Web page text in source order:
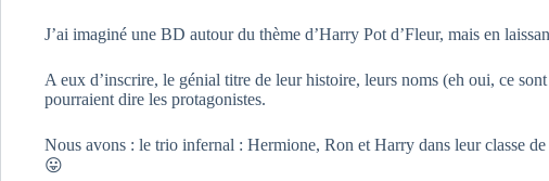
J’ai imaginé une BD autour du thème d’Harry Pot d’Fleur, mais en
A eux d’inscrire, le génial titre de leur histoire, leurs noms (eh oui, ce
pourraient dire les protagonistes.
Nous avons : le trio infernal : Hermione, Ron et Harry dans leur classe
😛